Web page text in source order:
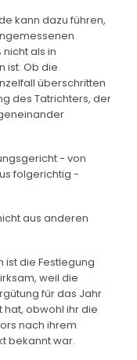
kann dazu führen,
als in
ist. Ob die
überschritten
des Tatrichters, der
- von
folgerichtig -
aus anderen
ist die Festlegung
weil die
für das Jahr
hat, obwohl ihr die
nach ihrem
bekannt war.